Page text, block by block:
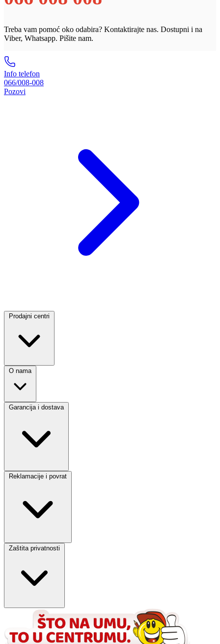
Treba vam pomoć oko odabira? Kontaktirajte nas. Dostupni i na
Viber, Whatsapp. Pišite nam.
Info telefon
066/008-008
Pozovi
Prodajni centri
O nama
Garancija i dostava
Reklamacije i povrat
Zaštita privatnosti